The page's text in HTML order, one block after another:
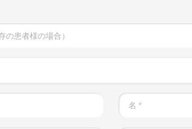
の患者様の場合）
名 *